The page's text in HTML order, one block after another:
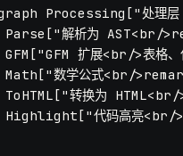
Processing["处理
解析为 AST<br/
扩展<br/>表格、
数学公式<br/
转换为
代码高亮